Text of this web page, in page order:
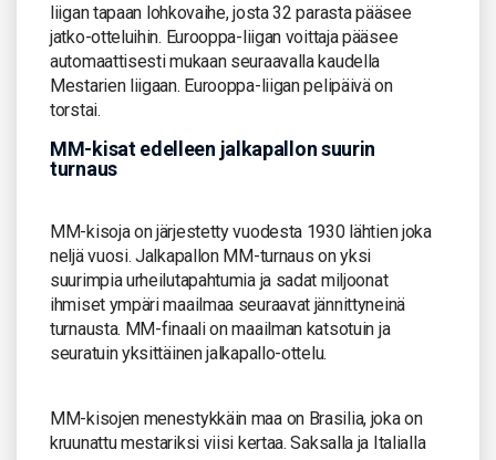
liigan tapaan lohkovaihe, josta 32 parasta pääsee
jatko-otteluihin. Eurooppa-liigan voittaja pääsee
automaattisesti mukaan seuraavalla kaudella
Mestarien liigaan. Eurooppa-liigan pelipäivä on
torstai.
MM-kisat edelleen jalkapallon suurin
turnaus
MM-kisoja on järjestetty vuodesta 1930 lähtien joka
neljä vuosi. Jalkapallon MM-turnaus on yksi
suurimpia urheilutapahtumia ja sadat miljoonat
ihmiset ympäri maailmaa seuraavat jännittyneinä
turnausta. MM-finaali on maailman katsotuin ja
seuratuin yksittäinen jalkapallo-ottelu.
MM-kisojen menestykkäin maa on Brasilia, joka on
kruunattu mestariksi viisi kertaa. Saksalla ja Italialla